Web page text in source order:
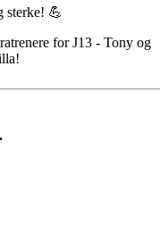
sterke! 💪
for J13 - Tony og